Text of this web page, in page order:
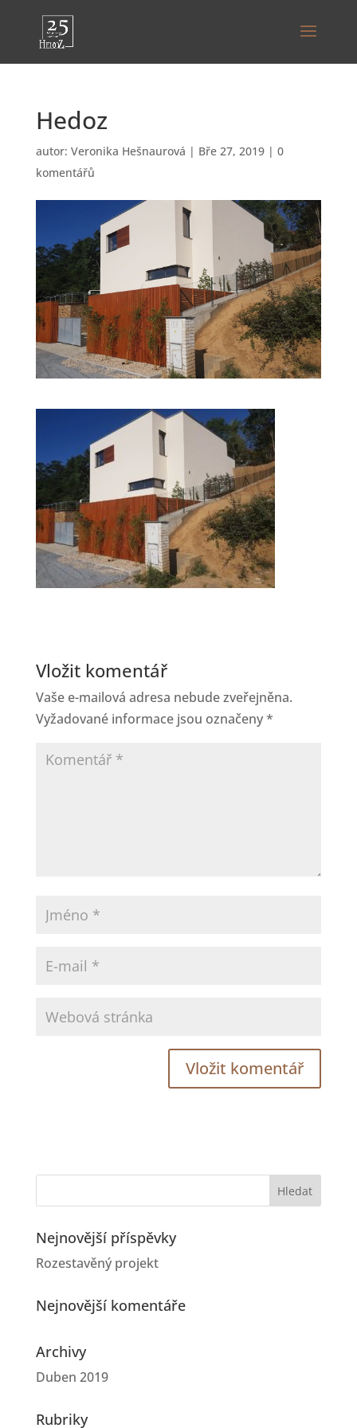
Hedoz
autor: Veronika Hešnaurová | Bře 27, 2019| 0
komentářů
Vložit komentář
Vaše e-mailová adresa nebude zveřejněna.
Vyžadované informace jsou označeny*
Nejnovější příspěvky
Rozestavěný projekt
Nejnovější komentáře
Archivy
Duben 2019
Rubriky